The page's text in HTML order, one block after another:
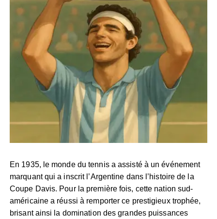
En 1935, le monde du tennis a assisté à un événement
marquant qui a inscrit l’Argentine dans l’histoire de la
Coupe Davis. Pour la première fois, cette nation sud-
américaine a réussi à remporter ce prestigieux trophée,
brisant ainsi la domination des grandes puissances